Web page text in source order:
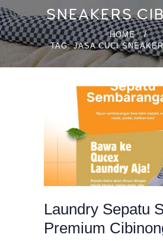
SNEAKERS
HOME
TAG: JASA CUCI
Laundry Sepatu
Premium